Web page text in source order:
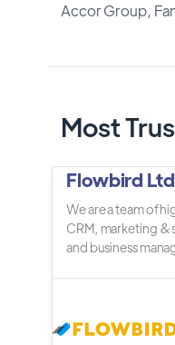
Accor Group,
Most
Flowbird Ltd
We are a team of
CRM, marketing &
and business